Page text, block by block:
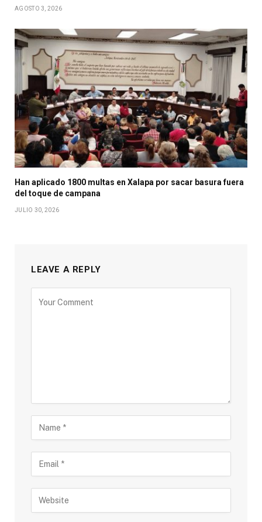
AGOSTO 3, 2026
Han aplicado 1800 multas en Xalapa por sacar basura fuera
del toque de campana
JULIO 30, 2026
LEAVE A REPLY